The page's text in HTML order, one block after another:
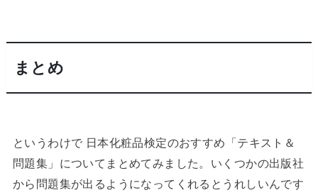
まとめ
というわけで 日本化粧品検定のおすすめ「テキスト＆
問題集」についてまとめてみました。いくつかの出版社
から問題集が出るようになってくれるとうれしいんです